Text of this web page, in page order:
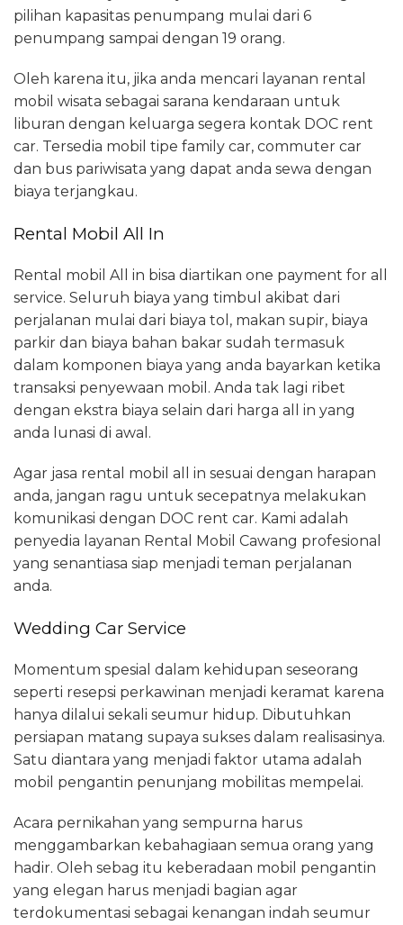
pilihan kapasitas penumpang mulai dari 6
penumpang sampai dengan 19 orang.
Oleh karena itu, jika anda mencari layanan rental
mobil wisata sebagai sarana kendaraan untuk
liburan dengan keluarga segera kontak DOC rent
car. Tersedia mobil tipe family car, commuter car
dan bus pariwisata yang dapat anda sewa dengan
biaya terjangkau.
Rental Mobil All In
Rental mobil All in bisa diartikan one payment for all
service. Seluruh biaya yang timbul akibat dari
perjalanan mulai dari biaya tol, makan supir, biaya
parkir dan biaya bahan bakar sudah termasuk
dalam komponen biaya yang anda bayarkan ketika
transaksi penyewaan mobil. Anda tak lagi ribet
dengan ekstra biaya selain dari harga all in yang
anda lunasi di awal.
Agar jasa rental mobil all in sesuai dengan harapan
anda, jangan ragu untuk secepatnya melakukan
komunikasi dengan DOC rent car. Kami adalah
penyedia layanan Rental Mobil Cawang profesional
yang senantiasa siap menjadi teman perjalanan
anda.
Wedding Car Service
Momentum spesial dalam kehidupan seseorang
seperti resepsi perkawinan menjadi keramat karena
hanya dilalui sekali seumur hidup. Dibutuhkan
persiapan matang supaya sukses dalam realisasinya.
Satu diantara yang menjadi faktor utama adalah
mobil pengantin penunjang mobilitas mempelai.
Acara pernikahan yang sempurna harus
menggambarkan kebahagiaan semua orang yang
hadir. Oleh sebag itu keberadaan mobil pengantin
yang elegan harus menjadi bagian agar
terdokumentasi sebagai kenangan indah seumur